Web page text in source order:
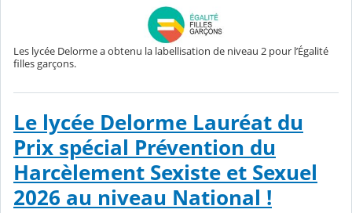
Les lycée Delorme a obtenu la labellisation de niveau 2 pour l’Égalité
filles garçons.
Le lycée Delorme Lauréat du
Prix spécial Prévention du
Harcèlement Sexiste et Sexuel
2026 au niveau National !